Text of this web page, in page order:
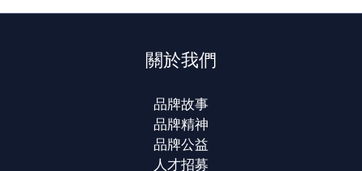
關於我們
品牌故事
品牌精神
品牌公益
人才招募